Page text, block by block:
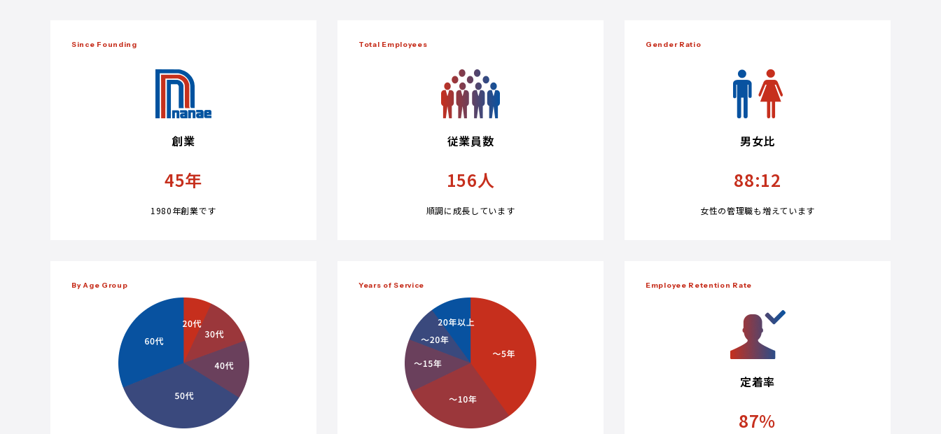
Since Founding
創業
45年
1980年創業です
Total Employees
従業員数
156人
順調に成長しています
Gender Ratio
男女比
88:12
女性の管理職も増えています
By Age Group Years of Service Employee Retention Rate
定着率
87％